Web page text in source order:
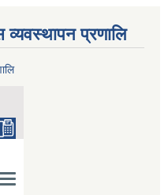
व्यवस्थापन प्रणालि